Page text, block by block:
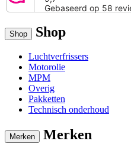
Shop Shop
Luchtverfrissers
Motorolie
MPM
Overig
Pakketten
Technisch onderhoud
Merken Merken